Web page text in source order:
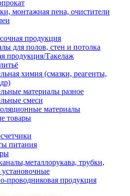
монтажная пена, очистители
продукция
для полов, стен и потолка
продукция/Такелаж
химия (смазки, реагенты,
материалы разное
смеси
материалы
товары
питания
трубки,
установочные
проводниковая продукция